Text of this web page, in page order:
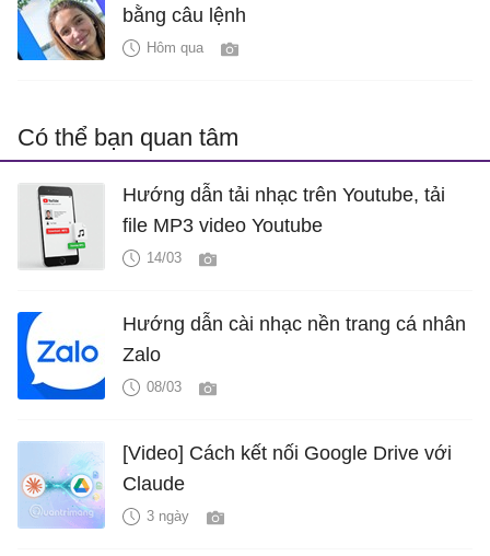
bằng câu lệnh
Hôm qua
Có thể bạn quan tâm
Hướng dẫn tải nhạc trên Youtube, tải
file MP3 video Youtube
14/03
Hướng dẫn cài nhạc nền trang cá nhân
Zalo
08/03
[Video] Cách kết nối Google Drive với
Claude
3 ngày